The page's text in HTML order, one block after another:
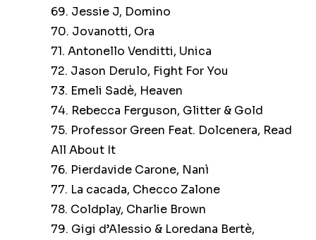
69. Jessie J, Domino
70. Jovanotti, Ora
71. Antonello Venditti, Unica
72. Jason Derulo, Fight For You
73. Emeli Sadè, Heaven
74. Rebecca Ferguson, Glitter & Gold
75. Professor Green Feat. Dolcenera, Read
All About It
76. Pierdavide Carone, Nanì
77. La cacada, Checco Zalone
78. Coldplay, Charlie Brown
79. Gigi d’Alessio & Loredana Bertè,